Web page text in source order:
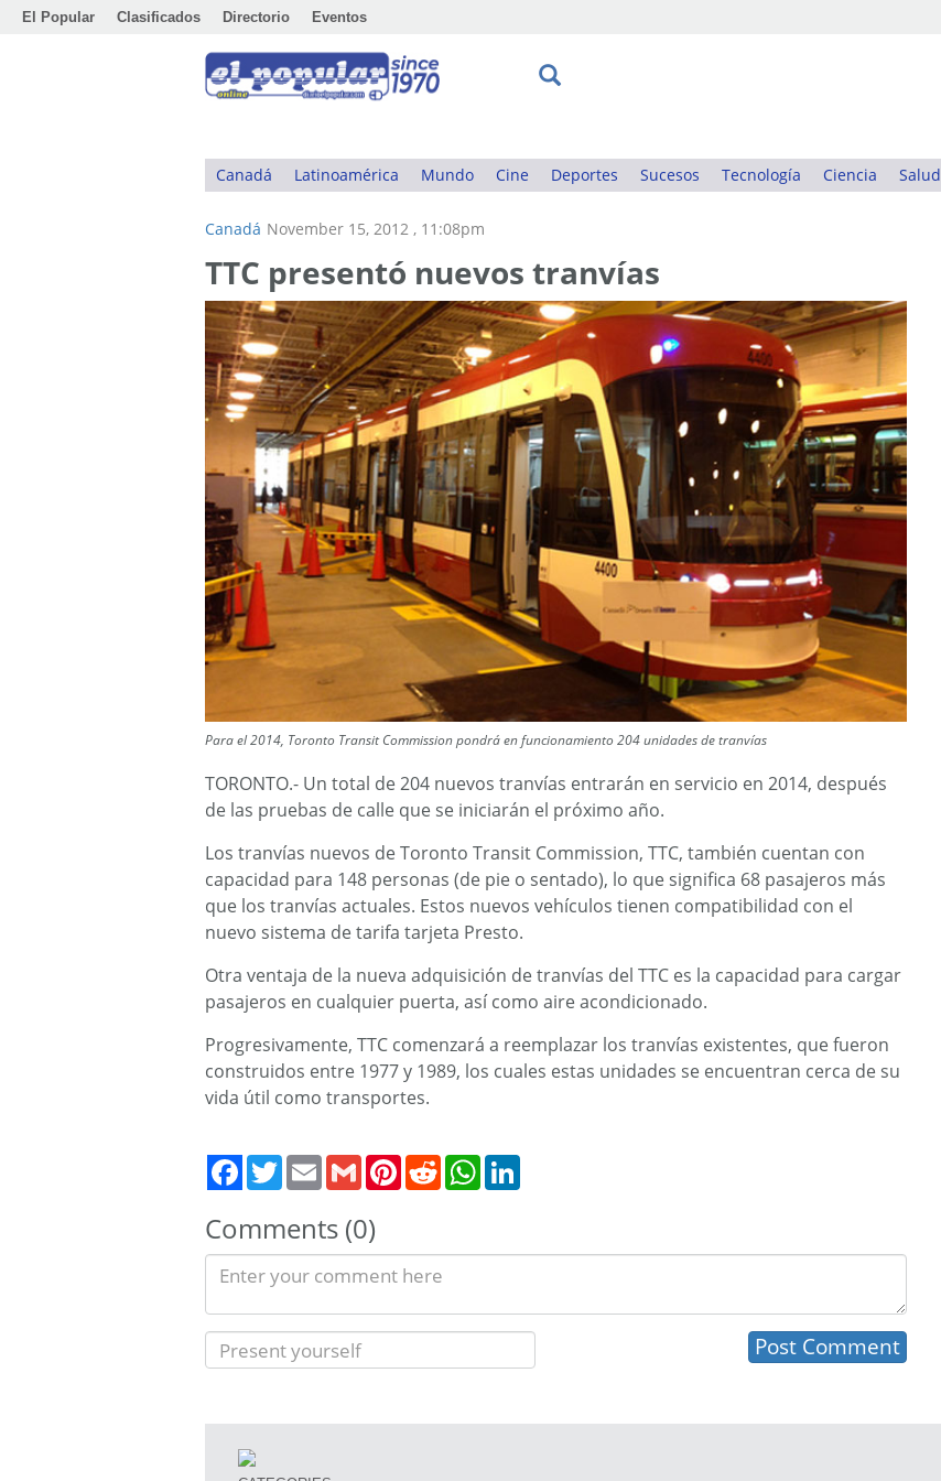
El Popular Clasificados Directorio Eventos
Canadá Latinoamérica Mundo Cine Deportes Sucesos Tecnología Ciencia Salud
Canadá November 15, 2012 , 11:08pm
TTC presentó nuevos tranvías
Para el 2014, Toronto Transit Commission pondrá en funcionamiento 204 unidades de tranvías
TORONTO.- Un total de 204 nuevos tranvías entrarán en servicio en 2014, después
de las pruebas de calle que se iniciarán el próximo año.
Los tranvías nuevos de Toronto Transit Commission, TTC, también cuentan con
capacidad para 148 personas (de pie o sentado), lo que significa 68 pasajeros más
que los tranvías actuales. Estos nuevos vehículos tienen compatibilidad con el
nuevo sistema de tarifa tarjeta Presto.
Otra ventaja de la nueva adquisición de tranvías del TTC es la capacidad para cargar
pasajeros en cualquier puerta, así como aire acondicionado.
Progresivamente, TTC comenzará a reemplazar los tranvías existentes, que fueron
construidos entre 1977 y 1989, los cuales estas unidades se encuentran cerca de su
vida útil como transportes.
TwitterEmail Gmail PinterestRedditWhatsApp
Comments (0)